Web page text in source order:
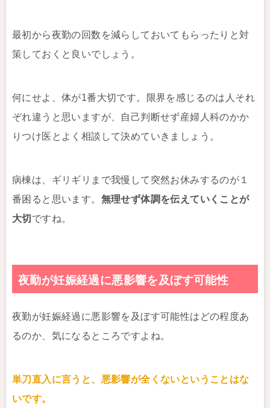
最初から夜勤の回数を減らしておいてもらったりと対
策しておくと良いでしょう。
何にせよ、体が1番大切です。限界を感じるのは人それ
ぞれ違うと思いますが、自己判断せず産婦人科のかか
りつけ医とよく相談して決めていきましょう。
病棟は、ギリギリまで我慢して突然お休みするのが１
番困ると思います。 無理せず体調を伝えていくことが
大切 ですね。
夜勤が妊娠経過に悪影響を及ぼす可能性
夜勤が妊娠経過に悪影響を及ぼす可能性はどの程度あ
るのか、気になるところですよね。
単刀直入に言うと、悪影響が全くないということはな
いです。